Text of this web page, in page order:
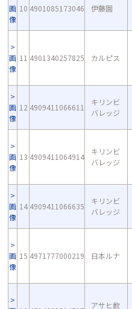
画
像
10 4901085173046 伊藤園
画
像
11 4901340257825 カルピス
画
像
12 4909411066611
キリンビ
バレッジ
画
像
13 4909411064914
キリンビ
バレッジ
画
像
14 4909411066635
キリンビ
バレッジ
画
像
15 4971777000219 日本ルナ
アサヒ飲